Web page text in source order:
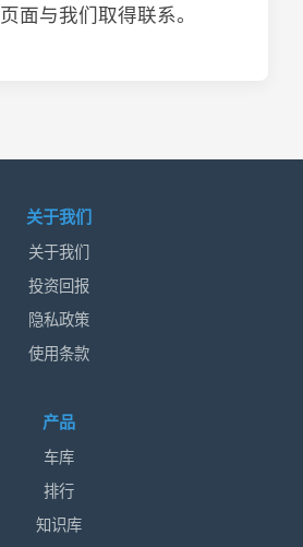
页面与我们取得联系。
关于我们
关于我们
投资回报
隐私政策
使用条款
产品
车库
排行
知识库